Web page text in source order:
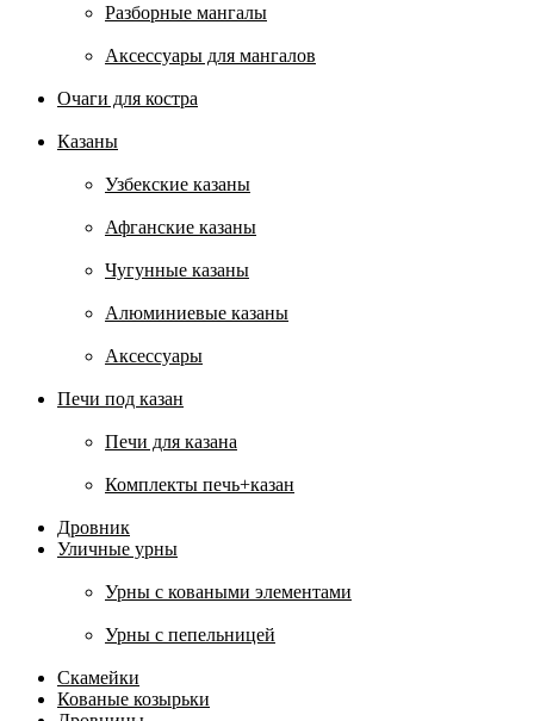
Разборные мангалы
Аксессуары для мангалов
Очаги для костра
Казаны
Узбекские казаны
Афганские казаны
Чугунные казаны
Алюминиевые казаны
Аксессуары
Печи под казан
Печи для казана
Комплекты печь+казан
Дровник
Уличные урны
Урны с коваными элементами
Урны с пепельницей
Скамейки
Кованые козырьки